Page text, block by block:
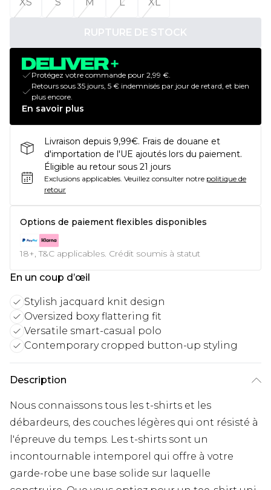
RUPTURE DE STOCK
Protégez votre commande pour 2,99 €.
Retours sous 35 jours, 5 € indemnisés par jour de retard, et bien
plus encore.
En savoir plus
Livraison depuis 9,99€. Frais de douane et
d'importation de l'UE ajoutés lors du paiement.
Éligible au retour sous 21 jours
Exclusions applicables. Veuillez consulter notre politique de
retour
Options de paiement flexibles disponibles
18+, T&C applicables. Crédit soumis à statut
En un coup d’œil
Stylish jacquard knit design
Oversized boxy flattering fit
Versatile smart-casual polo
Contemporary cropped button-up styling
Description
Nous connaissons tous les t-shirts et les
débardeurs, des couches légères qui ont résisté à
l'épreuve du temps. Les t-shirts sont un
incontournable intemporel qui offre à votre
garde-robe une base solide sur laquelle